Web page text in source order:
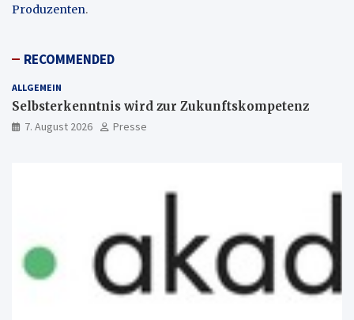
Produzenten.
RECOMMENDED
ALLGEMEIN
Selbsterkenntnis wird zur Zukunftskompetenz
7. August 2026 Presse